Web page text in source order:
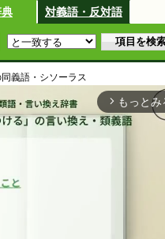
対義語・反対語
同義語・シソーラス
arrow_forward_ios もっとみ